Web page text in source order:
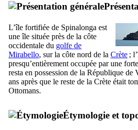
L’île fortifiée de Spinalonga est
une île située près de la côte
occidentale du golfe de
Mirabello, sur la côte nord de la Crète ;
presqu’entièrement occupée par une
resta en possession de la République de
ans après que le reste de la Crète était
Ottomans.
Étymologie et